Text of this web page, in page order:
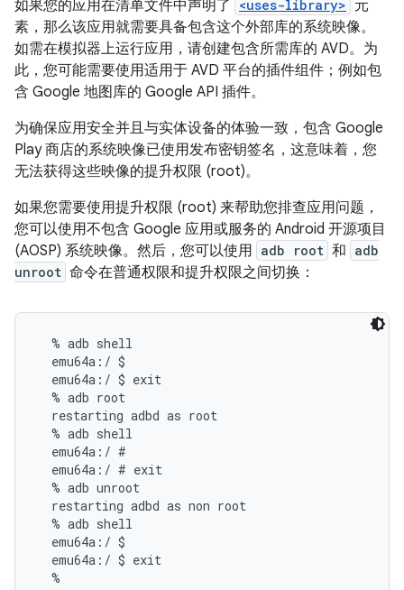
如果您的应用在清单文件中声明了 <uses-library> 元
素，那么该应用就需要具备包含这个外部库的系统映像。
如需在模拟器上运行应用，请创建包含所需库的 AVD。为
此，您可能需要使用适用于 AVD 平台的插件组件；例如包
含 Google 地图库的 Google API 插件。
为确保应用安全并且与实体设备的体验一致，包含 Google
Play 商店的系统映像已使用发布密钥签名，这意味着，您
无法获得这些映像的提升权限 (root)。
如果您需要使用提升权限 (root) 来帮助您排查应用问题，
您可以使用不包含 Google 应用或服务的 Android 开源项目
(AOSP) 系统映像。然后，您可以使用 adb root 和 adb
unroot 命令在普通权限和提升权限之间切换：
  % adb shell
  emu64a:/ $
  emu64a:/ $ exit
  % adb root
  restarting adbd as root
  % adb shell
  emu64a:/ #
  emu64a:/ # exit
  % adb unroot
  restarting adbd as non root
  % adb shell
  emu64a:/ $
  emu64a:/ $ exit
  %